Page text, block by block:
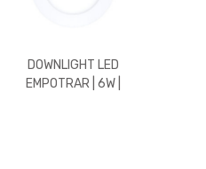
DOWNLIGHT LED
EMPOTRAR | 6W |